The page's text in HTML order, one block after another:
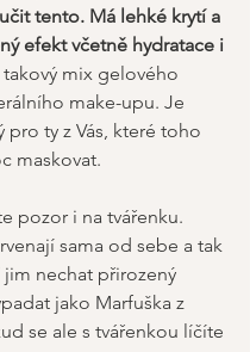
tento. Má lehké krytí a
efekt včetně hydratace i
mix gelového
make-upu. Je
pro ty z Vás, které toho
maskovat.
pozor i na tvářenku.
sama od sebe a tak
nechat přirozený
jako Marfuška z
se ale s tvářenkou líčíte